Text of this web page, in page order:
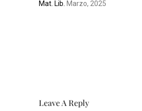
Mat. Lib. Marzo, 2025
Leave A Reply